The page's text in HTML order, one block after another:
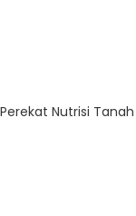
Perekat Nutrisi Tanah